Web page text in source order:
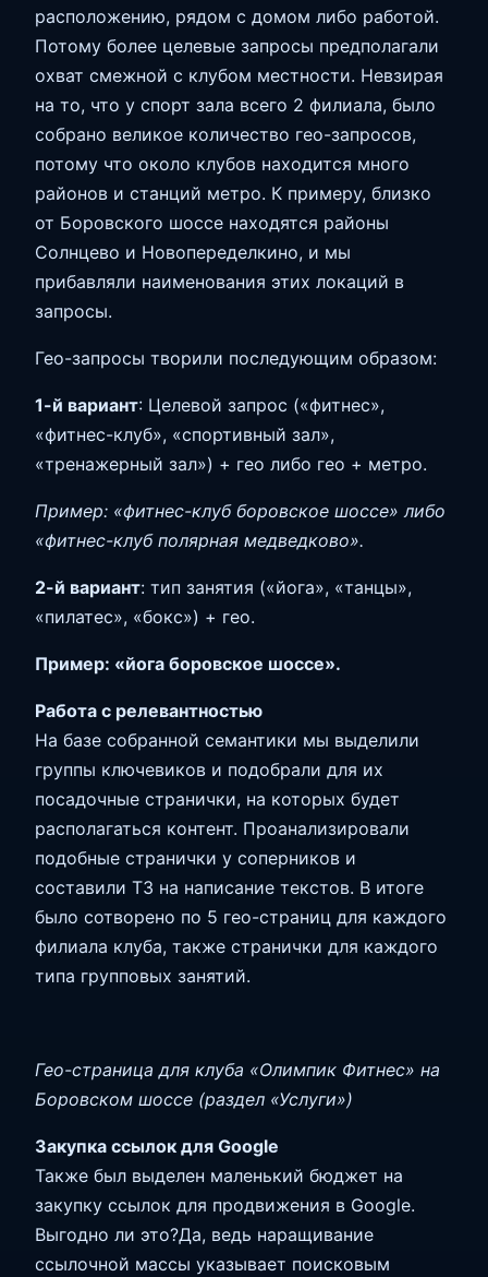
расположению, рядом с домом либо работой.
Потому более целевые запросы предполагали
охват смежной с клубом местности. Невзирая
на то, что у спорт зала всего 2 филиала, было
собрано великое количество гео-запросов,
потому что около клубов находится много
районов и станций метро. К примеру, близко
от Боровского шоссе находятся районы
Солнцево и Новопеределкино, и мы
прибавляли наименования этих локаций в
запросы.
Гео-запросы творили последующим образом:
1-й вариант: Целевой запрос («фитнес»,
«фитнес-клуб», «спортивный зал»,
«тренажерный зал») + гео либо гео + метро.
Пример: «фитнес-клуб боровское шоссе» либо
«фитнес-клуб полярная медведково».
2-й вариант: тип занятия («йога», «танцы»,
«пилатес», «бокс») + гео.
Пример: «йога боровское шоссе».
Работа с релевантностью
На базе собранной семантики мы выделили
группы ключевиков и подобрали для их
посадочные странички, на которых будет
располагаться контент. Проанализировали
подобные странички у соперников и
составили ТЗ на написание текстов. В итоге
было сотворено по 5 гео-страниц для каждого
филиала клуба, также странички для каждого
типа групповых занятий.
Гео-страница для клуба «Олимпик Фитнес» на
Боровском шоссе (раздел «Услуги»)
Закупка ссылок для Google
Также был выделен маленький бюджет на
закупку ссылок для продвижения в Google.
Выгодно ли это?Да, ведь наращивание
ссылочной массы указывает поисковым